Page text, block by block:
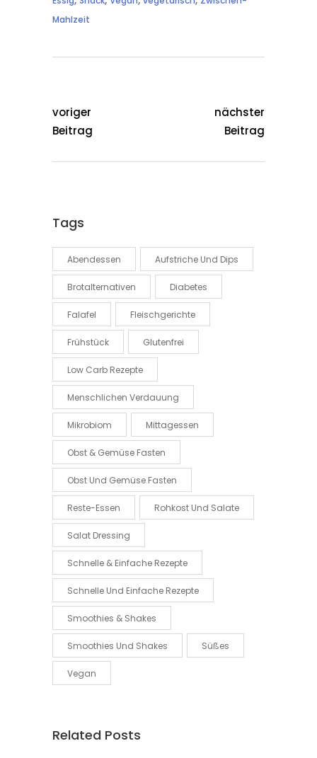
Mahlzeit
voriger
Beitrag
nächster
Beitrag
Tags
Abendessen Aufstriche Und Dips
Brotalternativen Diabetes
Falafel Fleischgerichte
Frühstück Glutenfrei
Low Carb Rezepte
Menschlichen Verdauung
Mikrobiom Mittagessen
Obst & Gemüse Fasten
Obst Und Gemüse Fasten
Reste-Essen Rohkost Und Salate
Salat Dressing
Schnelle & Einfache Rezepte
Schnelle Und Einfache Rezepte
Smoothies & Shakes
Smoothies Und Shakes Süßes
Vegan
Related Posts